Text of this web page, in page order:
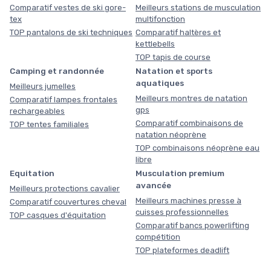
Comparatif vestes de ski gore-
tex
TOP pantalons de ski techniques
Meilleurs stations de musculation
multifonction
Comparatif haltères et
kettlebells
TOP tapis de course
Camping et randonnée
Meilleurs jumelles
Comparatif lampes frontales
rechargeables
TOP tentes familiales
Natation et sports
aquatiques
Meilleurs montres de natation
gps
Comparatif combinaisons de
natation néoprène
TOP combinaisons néoprène eau
libre
Equitation
Meilleurs protections cavalier
Comparatif couvertures cheval
TOP casques d'équitation
Musculation premium
avancée
Meilleurs machines presse à
cuisses professionnelles
Comparatif bancs powerlifting
compétition
TOP plateformes deadlift